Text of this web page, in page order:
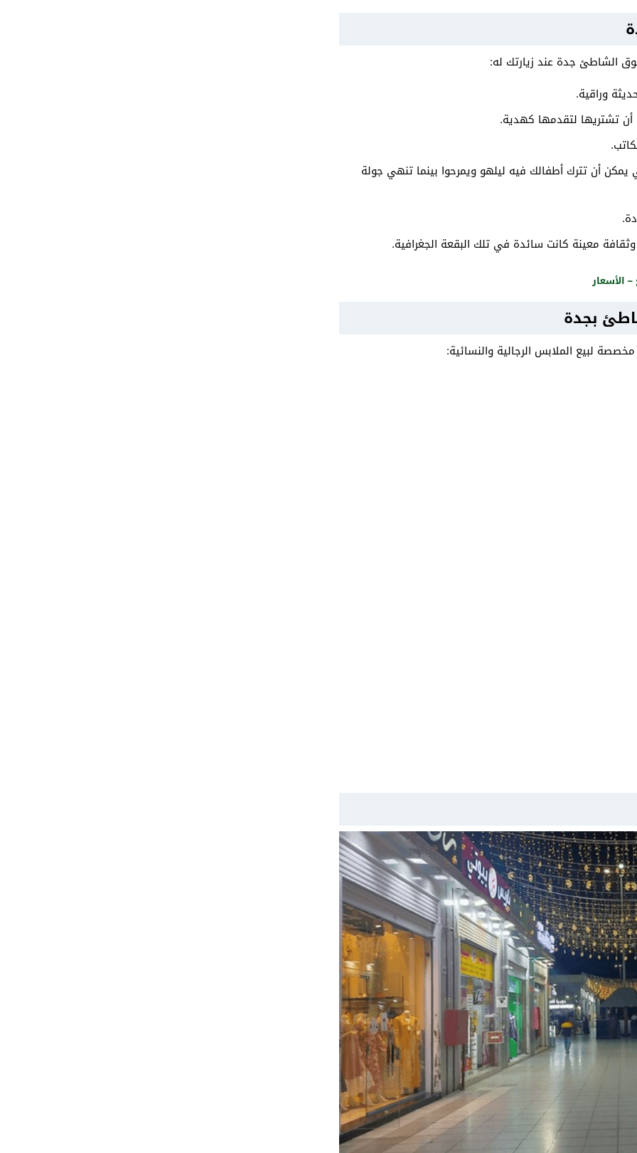
الشاطئ جدة عند زيارتك له:
وراقية.
تشتريها لتقدمها كهدية.
أن تترك أطفالك فيه ليلهو ويمرحوا بينما تنهي جولة
معينة كانت سائدة في تلك البقعة الجغرافية.
بجدة
لبيع الملابس الرجالية والنسائية: